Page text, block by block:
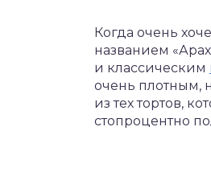
Когда очень
названием
и классическим
очень плотным,
из тех тортов,
стопроцентно